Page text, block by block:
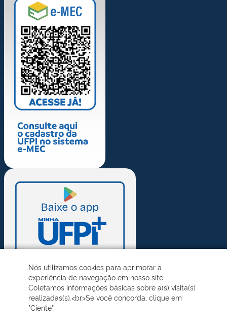
Nós utilizamos cookies para aprimorar a
experiência de navegação em nosso site.
Coletamos informações básicas sobre a(s) visita(s)
realizadas(s).<br>Se você concorda, clique em
"Ciente".